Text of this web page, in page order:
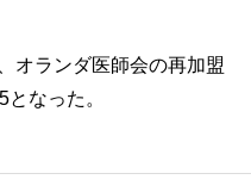
オランダ医師会の再加盟
なった。